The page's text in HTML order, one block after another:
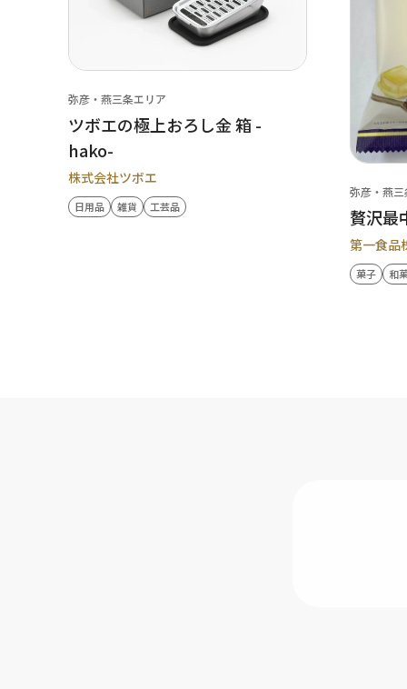
弥彦・燕三条エリア
ツボエの極上おろし金 箱 -
hako-
株式会社ツボエ
日用品 雑貨 工芸品
弥彦・燕
贅沢
第一食品
菓子 和